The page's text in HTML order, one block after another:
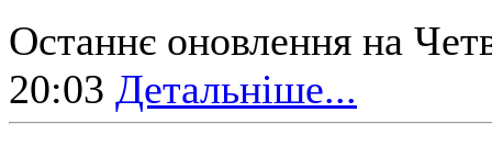
Останнє оновлення на
20:03 Детальніше...